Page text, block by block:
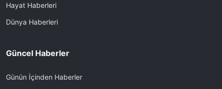
Hayat Haberleri
Dünya Haberleri
Güncel Haberler
Günün İçinden Haberler